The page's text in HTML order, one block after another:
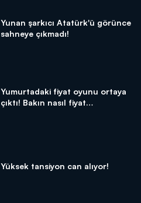
Yunan şarkıcı Atatürk'ü görünce
sahneye çıkmadı!
Yumurtadaki fiyat oyunu ortaya
çıktı! Bakın nasıl fiyat
Yüksek tansiyon can alıyor!